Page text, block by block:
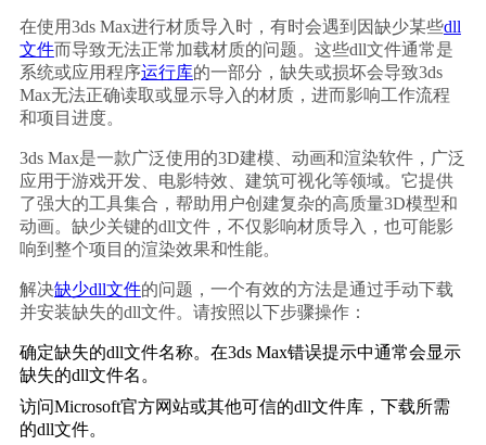
在使用3ds Max进行材质导入时，有时会遇到因缺少某些dll
文件而导致无法正常加载材质的问题。这些dll文件通常是
系统或应用程序运行库的一部分，缺失或损坏会导致3ds
Max无法正确读取或显示导入的材质，进而影响工作流程
和项目进度。
3ds Max是一款广泛使用的3D建模、动画和渲染软件，广泛
应用于游戏开发、电影特效、建筑可视化等领域。它提供
了强大的工具集合，帮助用户创建复杂的高质量3D模型和
动画。缺少关键的dll文件，不仅影响材质导入，也可能影
响到整个项目的渲染效果和性能。
解决缺少dll文件的问题，一个有效的方法是通过手动下载
并安装缺失的dll文件。请按照以下步骤操作：
确定缺失的dll文件名称。在3ds Max错误提示中通常会显示
缺失的dll文件名。
访问Microsoft官方网站或其他可信的dll文件库，下载所需
的dll文件。